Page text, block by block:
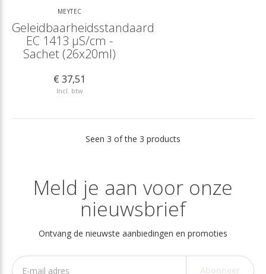
MEYTEC
Geleidbaarheidsstandaard
EC 1413 µS/cm -
Sachet (26x20ml)
€ 37,51
Incl. btw
Seen 3 of the 3 products
Meld je aan voor onze
nieuwsbrief
Ontvang de nieuwste aanbiedingen en promoties